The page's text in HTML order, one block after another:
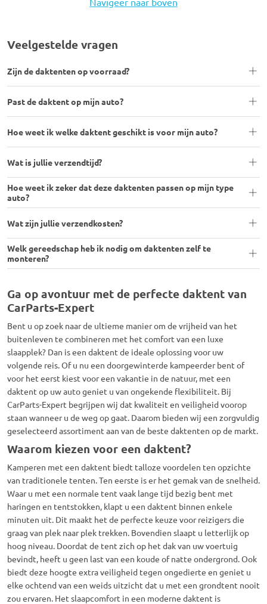
Veelgestelde vragen
Zijn de daktenten op voorraad?
Past de daktent op mijn auto?
Hoe weet ik welke daktent geschikt is voor mijn auto?
Wat is jullie verzendtijd?
Hoe weet ik zeker dat deze daktenten passen op mijn type
auto?
Wat zijn jullie verzendkosten?
Welk gereedschap heb ik nodig om daktenten zelf te
monteren?
Ga op avontuur met de perfecte daktent van
CarParts-Expert
Bent u op zoek naar de ultieme manier om de vrijheid van het
buitenleven te combineren met het comfort van een luxe
slaapplek? Dan is een daktent de ideale oplossing voor uw
volgende reis.Of u nu een doorgewinterde kampeerder bent of
voor het eerst kiest voor een vakantie in de natuur, met een
daktent op uw auto geniet u van ongekende flexibiliteit. Bij
CarParts-Expert begrijpen wij dat kwaliteit en veiligheid voorop
staan wanneer u de weg op gaat. Daarom bieden wij een zorgvuldig
geselecteerd assortiment aan van de beste daktenten op de markt.
Waarom kiezen voor een daktent?
Kamperen met een daktent biedt talloze voordelen ten opzichte
van traditionele tenten.Ten eerste is er het gemak van de snelheid.
Waar u met een normale tent vaak lange tijd bezig bent met
haringen en tentstokken, klapt u een daktent binnen enkele
minuten uit. Dit maakt het de perfecte keuze voor reizigers die
graag van plek naar plek trekken. Bovendien slaapt u letterlijk op
hoog niveau. Doordat de tent zich op het dak van uw voertuig
bevindt, heeft u geen last van een koude of natte ondergrond.Ook
biedt deze hoogte extra veiligheid tegen ongedierte en geniet u
elke ochtend van een weids uitzicht dat u met een grondtent nooit
zou ervaren. Het slaapcomfort in een moderne daktent is